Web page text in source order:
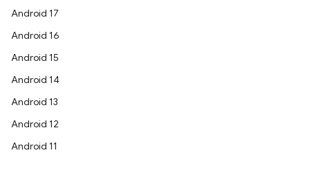
Android 17
Android 16
Android 15
Android 14
Android 13
Android 12
Android 11